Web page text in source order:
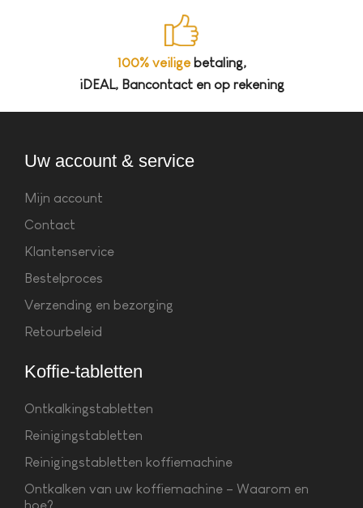
100% veiligebetaling,
iDEAL, Bancontact en op rekening
Uw account & service
Mijn account
Contact
Klantenservice
Bestelproces
Verzending en bezorging
Retourbeleid
Koffie-tabletten
Ontkalkingstabletten
Reinigingstabletten
Reinigingstabletten koffiemachine
Ontkalken van uw koffiemachine – Waarom en
hoe?